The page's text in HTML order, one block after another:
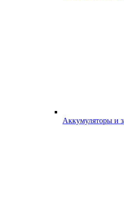
Аккумуляторы и